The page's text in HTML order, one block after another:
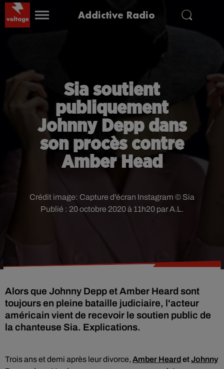
Addictive Radio
Sia soutient
publiquement
Johnny Depp dans
son procès contre
Amber Head
Publié : 20 octobre 2020 à 11h20 par A.L.
Crédit image: Capture d'écran Instagram © Sia
Alors que Johnny Depp et Amber Heard sont
toujours en pleine bataille judiciaire, l'acteur
américain vient de recevoir le soutien public de
la chanteuse Sia. Explications.
Trois ans et demi après leur divorce, Amber HeardetJohnny